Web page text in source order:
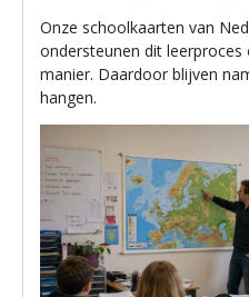
Onze schoolkaarten van
ondersteunen dit leerproces
manier. Daardoor blijven
hangen.